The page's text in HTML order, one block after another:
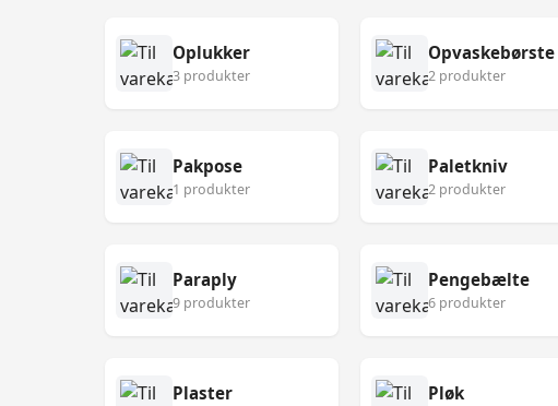
Oplukker
3 produkter
Opvaskebørste
2 produkter
Pakpose
1 produkter
Paletkniv
2 produkter
Paraply
9 produkter
Pengebælte
6 produkter
Plaster Pløk